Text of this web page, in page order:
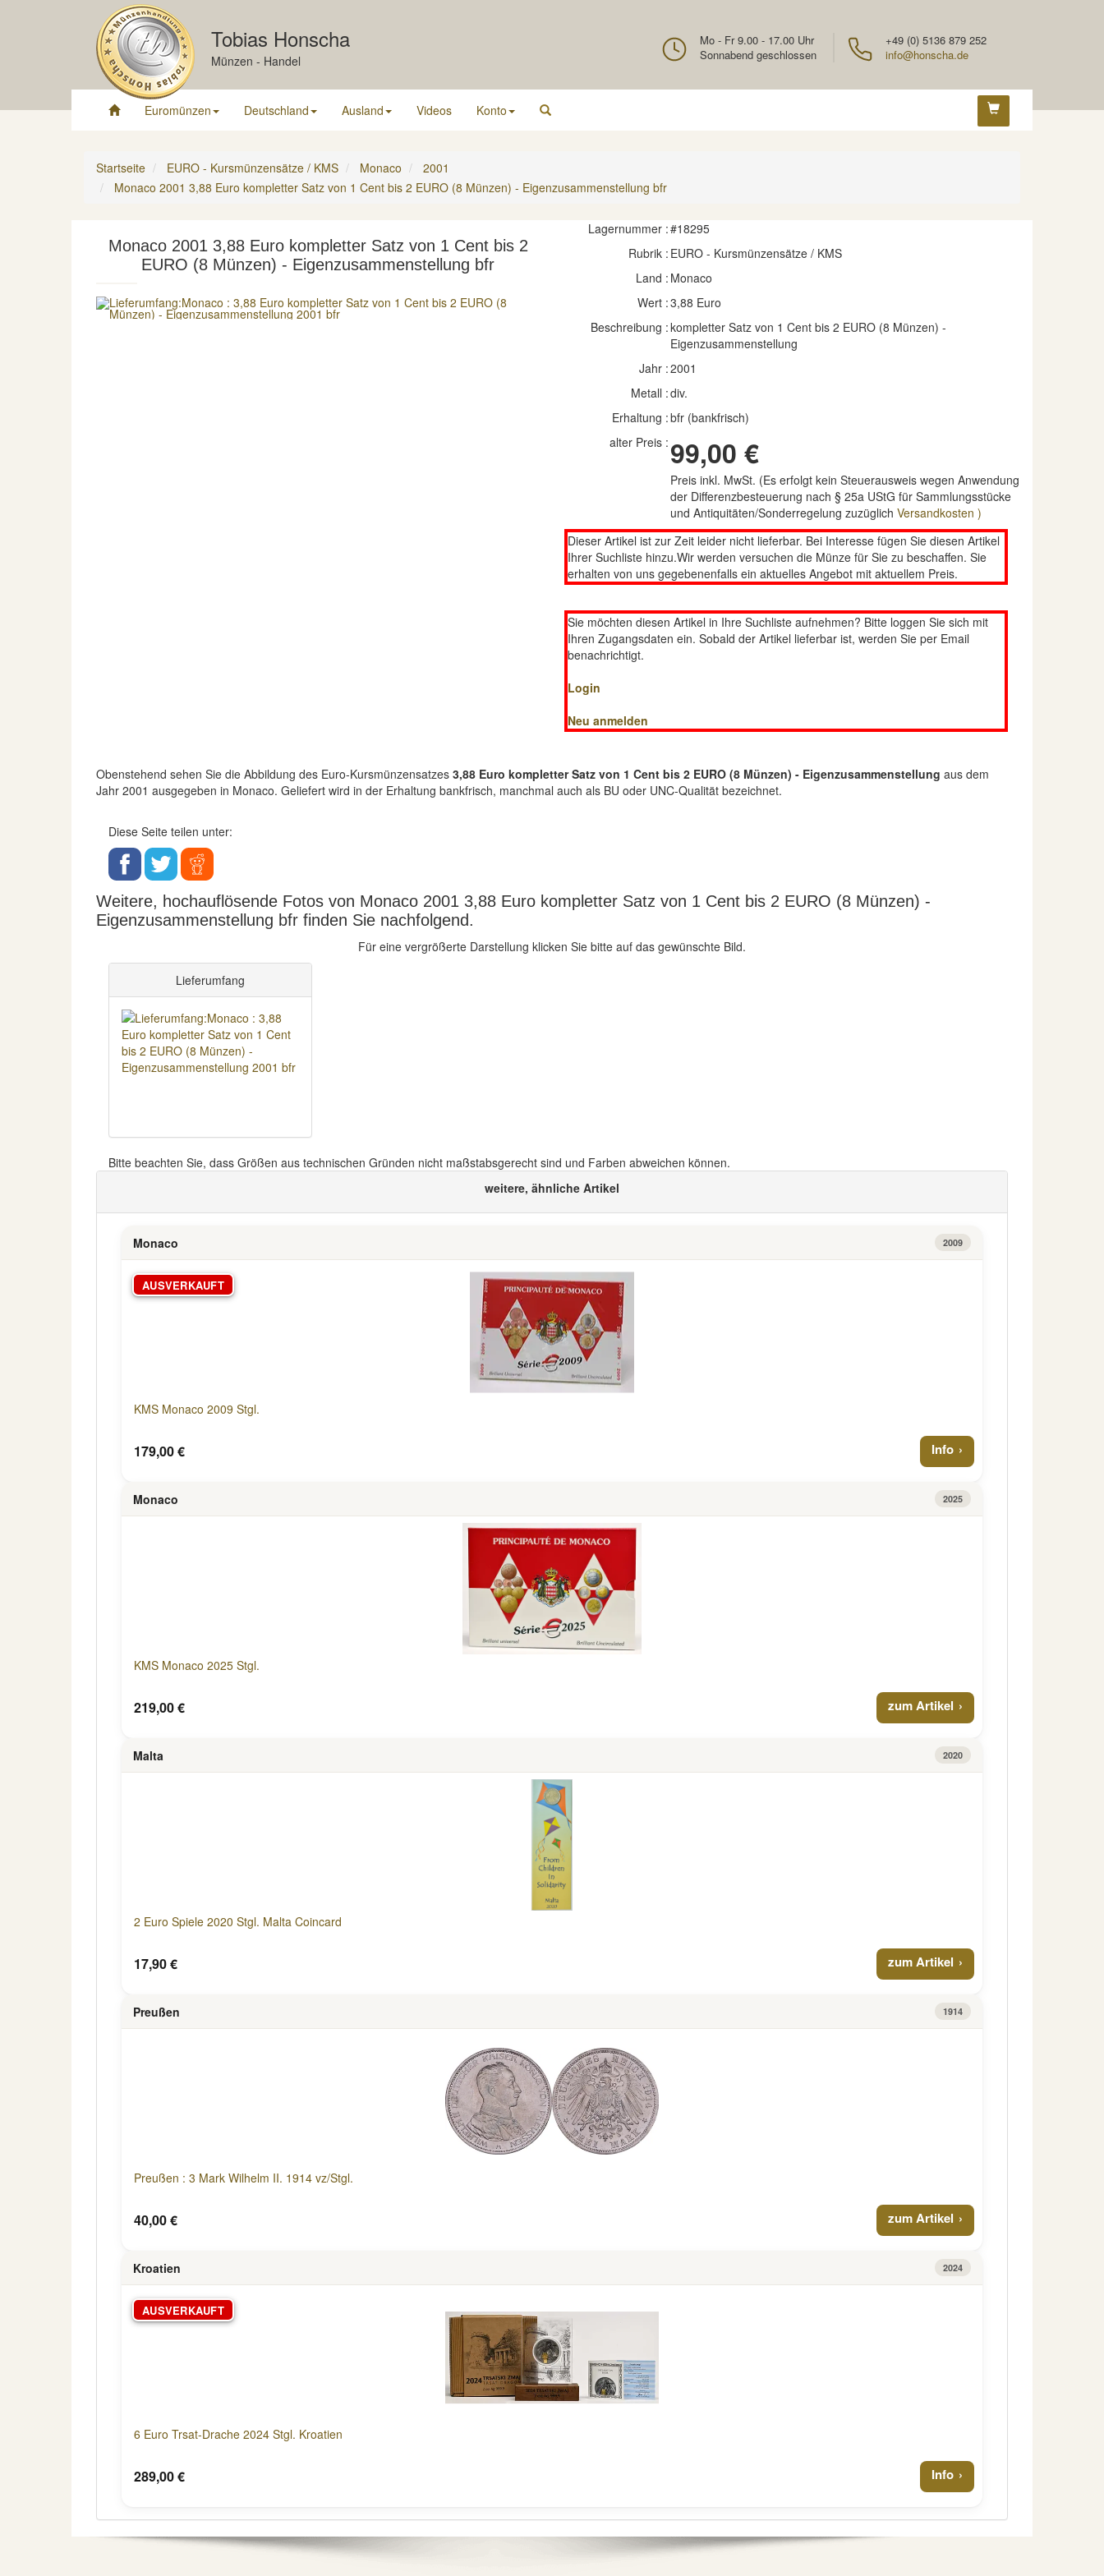
Tobias Honscha
Münzen - Handel
+49 (0) 5136 879 252
info@honscha.de
Mo - Fr 9.00 - 17.00 Uhr
Sonnabend geschlossen
Euromünzen Deutschland Ausland Videos Konto
Startseite EURO - Kursmünzensätze / KMS Monaco
2001
Monaco 2001 3,88 Euro kompletter Satz von 1 Cent bis 2 EURO (8 Münzen) - Eigenzusammenstellung bfr
Monaco 2001 3,88 Euro kompletter Satz von 1 Cent bis 2
EURO (8 Münzen) - Eigenzusammenstellung bfr
Lagernummer :#18295
Rubrik : EURO - Kursmünzensätze / KMS
Land : Monaco
Wert :3,88 Euro
Beschreibung :kompletter Satz von 1 Cent bis 2 EURO (8 Münzen) -
Eigenzusammenstellung
Jahr :2001
Metall :div.
Erhaltung :bfr (bankfrisch)
alter Preis : 99,00 €
Preis inkl. MwSt. (Es erfolgt kein Steuerausweis wegen Anwendung
der Differenzbesteuerung nach § 25a UStG für Sammlungsstücke
und Antiquitäten/Sonderregelung zuzüglich Versandkosten )
Dieser Artikel ist zur Zeit leider nicht lieferbar. Bei Interesse fügen Sie diesen Artikel
Ihrer Suchliste hinzu.Wir werden versuchen die Münze für Sie zu beschaffen. Sie
erhalten von uns gegebenenfalls ein aktuelles Angebot mit aktuellem Preis.
Sie möchten diesen Artikel in Ihre Suchliste aufnehmen? Bitte loggen Sie sich mit
Ihren Zugangsdaten ein. Sobald der Artikel lieferbar ist, werden Sie per Email
benachrichtigt.
Login
Neu anmelden
Obenstehend sehen Sie die Abbildung des Euro-Kursmünzensatzes 3,88 Euro kompletter Satz von 1 Cent bis 2 EURO (8 Münzen) - Eigenzusammenstellung aus dem
Jahr 2001 ausgegeben in Monaco. Geliefert wird in der Erhaltung bankfrisch, manchmal auch als BU oder UNC-Qualität bezeichnet.
Diese Seite teilen unter:
Weitere, hochauflösende Fotos von Monaco 2001 3,88 Euro kompletter Satz von 1 Cent bis 2 EURO (8 Münzen) -
Eigenzusammenstellung bfr finden Sie nachfolgend.
Für eine vergrößerte Darstellung klicken Sie bitte auf das gewünschte Bild.
Lieferumfang
Bitte beachten Sie, dass Größen aus technischen Gründen nicht maßstabsgerecht sind und Farben abweichen können.
weitere, ähnliche Artikel
Monaco 2009
AUSVERKAUFT
KMS Monaco 2009 Stgl.
179,00 € Info
Monaco 2025
KMS Monaco 2025 Stgl.
219,00 € zum Artikel
Malta 2020
2 Euro Spiele 2020 Stgl. Malta Coincard
17,90 € zum Artikel
Preußen 1914
Preußen : 3 Mark Wilhelm II. 1914 vz/Stgl.
40,00 € zum Artikel
Kroatien 2024
AUSVERKAUFT
6 Euro Trsat-Drache 2024 Stgl. Kroatien
289,00 € Info